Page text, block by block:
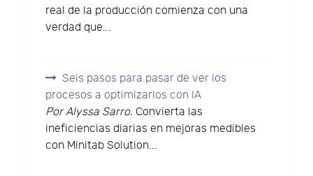
real de la producción comienza con una
verdad que...
Seis pasos para pasar de ver los
procesos a optimizarlos con IA
Por Alyssa Sarro. Convierta las
ineficiencias diarias en mejoras medibles
con Minitab Solution...